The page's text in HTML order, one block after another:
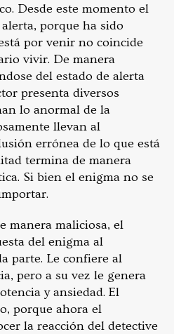
Desde este momento el
porque ha sido
por venir no coincide
vivir. De manera
del estado de alerta
presenta diversos
lo anormal de la
llevan al
errónea de lo que está
termina de manera
Si bien el enigma no se
manera maliciosa, el
del enigma al
parte. Le confiere al
pero a su vez le genera
y ansiedad. El
porque ahora el
la reacción del detective